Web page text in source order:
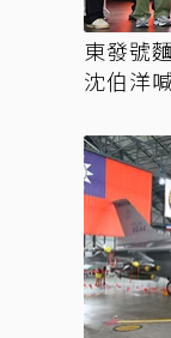
東發號
沈伯洋